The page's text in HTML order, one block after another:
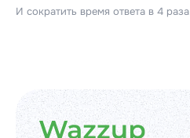
И сократить время ответа в 4 раза